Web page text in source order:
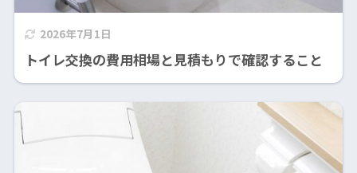
2026年7月1日
トイレ交換の費用相場と見積もりで確認すること